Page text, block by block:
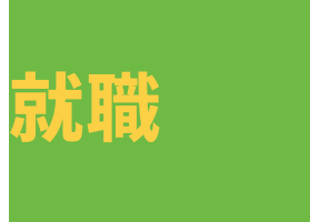
就職